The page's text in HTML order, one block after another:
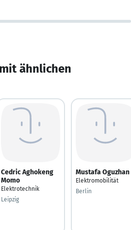
ähnlichen
Cedric Aghokeng
Momo
Elektrotechnik
Leipzig
Mustafa Oguzhan
Elektromobilität
Berlin